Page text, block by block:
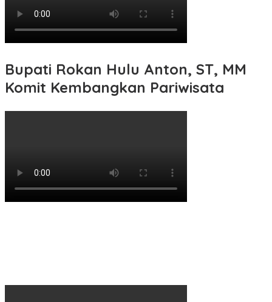
Bupati Rokan Hulu Anton, ST, MM
Komit Kembangkan Pariwisata